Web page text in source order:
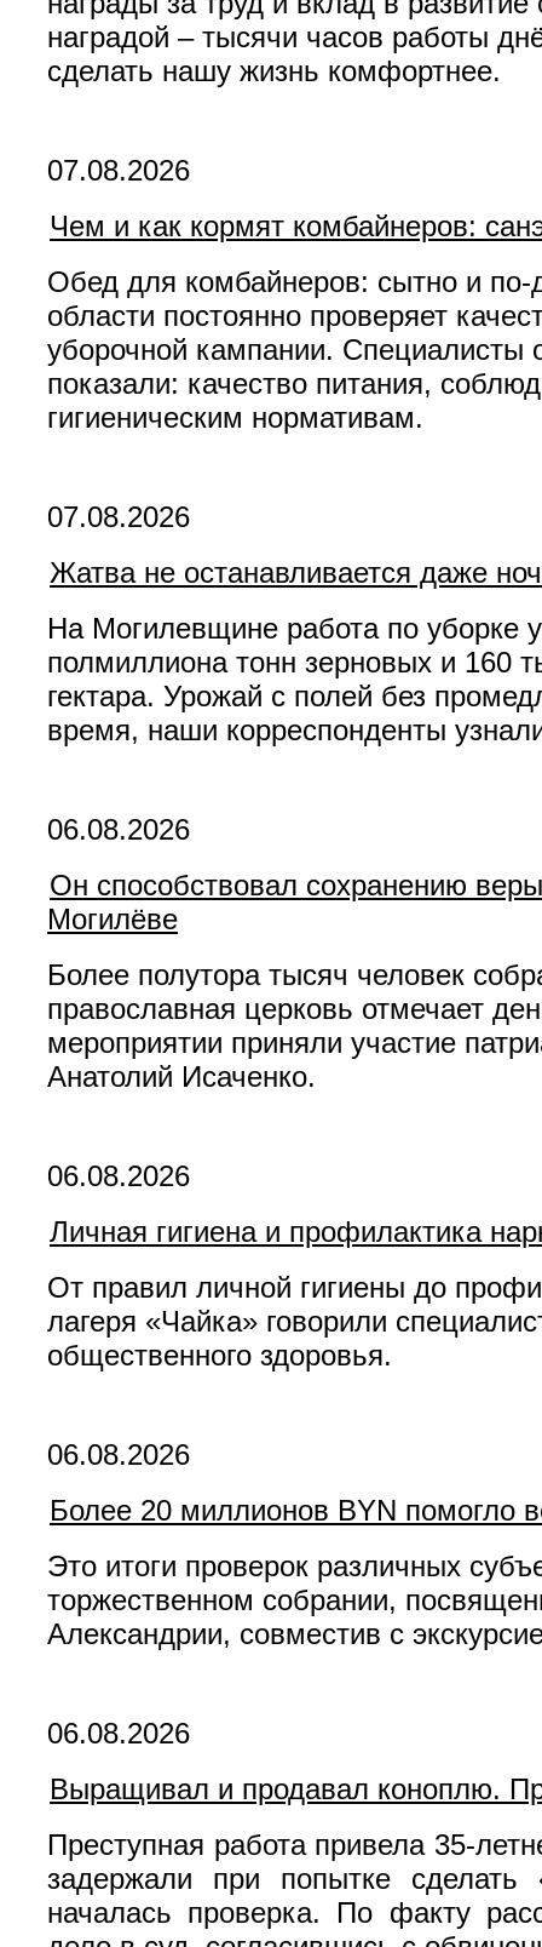
наградой – тысячи часов работы
сделать нашу жизнь комфортнее.
07.08.2026
Чем и как кормят комбайнеров:
Обед для комбайнеров: сытно и
области постоянно проверяет
уборочной кампании. Специалисты
показали: качество питания,
гигиеническим нормативам.
07.08.2026
Жатва не останавливается даже
На Могилевщине работа по уборке
полмиллиона тонн зерновых и 160
гектара. Урожай с полей без
время, наши корреспонденты
06.08.2026
Он способствовал сохранению
Могилёве
Более полутора тысяч человек
православная церковь отмечает
мероприятии приняли участие
Анатолий Исаченко.
06.08.2026
Личная гигиена и профилактика
От правил личной гигиены до
лагеря «Чайка» говорили
общественного здоровья.
06.08.2026
Более 20 миллионов BYN помогло
Это итоги проверок различных
торжественном собрании,
Александрии, совместив с
06.08.2026
Выращивал и продавал коноплю.
Преступная работа привела 35-
задержали при попытке сделать
началась проверка. По факту